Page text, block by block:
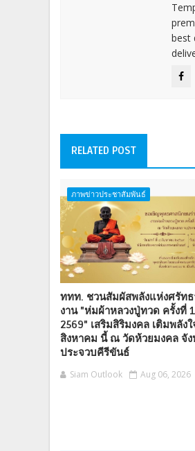
best
RELATED POST
ภาพข่าวประชาสัมพันธ์
ททท. ชวนสัมผัสพลังแห่งศรัทธ
งาน "ห่มผ้าหลวงปู่ทวด ครั้งที่
2569" เสริมสิริมงคล เติมพลัง
สิงหาคม นี้ ณ วัดห้วยมงคล จัง
ประจวบคีรีขันธ์
Siam Outlook Aug 06, 2026